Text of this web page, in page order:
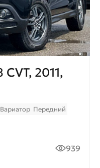
2011,
Вариатор Передний
939